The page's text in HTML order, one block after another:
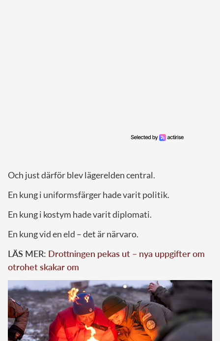
Och just därför blev lägerelden central.
En kung i uniformsfärger hade varit politik.
En kung i kostym hade varit diplomati.
En kung vid en eld – det är närvaro.
LÄS MER: Drottningen pekas ut – nya uppgifter om
otrohet skakar om